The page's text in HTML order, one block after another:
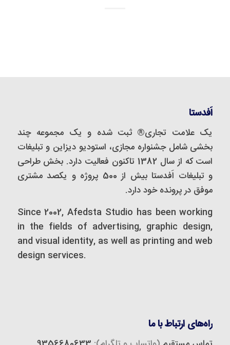
اَفدستا
یک علامت تجاری® ثبت شده و یک مجموعه‌ چند
بخشی شامل جشنواره مجازی، استودیو دیزاین و تبلیغات
است که از سال 1382 تاکنون فعالیت دارد. بخش طراحی
و تبلیغات اَفدستا بیش از 500 پروژه و یکصد مشتری
موفق در پرونده خود دارد.
Since 2002, Afedsta Studio has been working
in the fields of advertising, graphic design,
and visual identity, as well as printing and web
design services.
راه‌های ارتباط با ما